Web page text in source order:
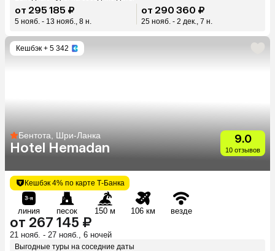
от 295 185 ₽
5 нояб. - 13 нояб., 8 н.
от 290 360 ₽
25 нояб. - 2 дек., 7 н.
Кешбэк + 5 342
Бентота, Шри-Ланка
Hotel Hemadan
9.0
10 отзывов
Кешбэк 4% по карте Т-Банка
линия песок 150 м 106 км везде
от 267 145 ₽
21 нояб. - 27 нояб., 6 ночей
Выгодные туры на соседние даты